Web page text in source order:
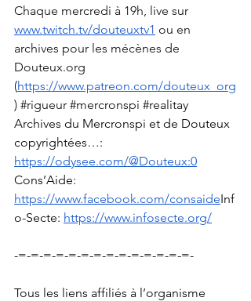
Chaque mercredi à 19h, live sur
www.twitch.tv/douteuxtv1 ou en
archives pour les mécènes de
Douteux.org
(https://www.patreon.com/douteux_org
) #rigueur #mercronspi #realitay
Archives du Mercronspi et de Douteux
copyrightées…:
https://odysee.com/@Douteux:0
Cons’Aide:
https://www.facebook.com/consaideInf
o-Secte: https://www.infosecte.org/
-=-=-=-=-=-=-=-=-=-=-=-=-=-=-
Tous les liens affiliés à l’organisme